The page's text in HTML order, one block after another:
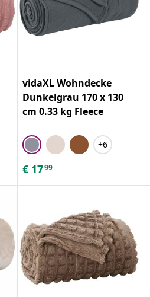
vidaXL Wohndecke
Dunkelgrau 170 x 130
cm 0.33 kg Fleece
+6
€ 1799